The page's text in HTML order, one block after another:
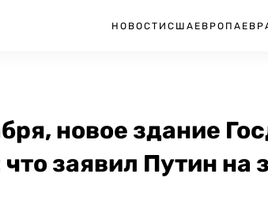
НОВОСТИ США ЕВРОПА
новое здание
заявил Путин на